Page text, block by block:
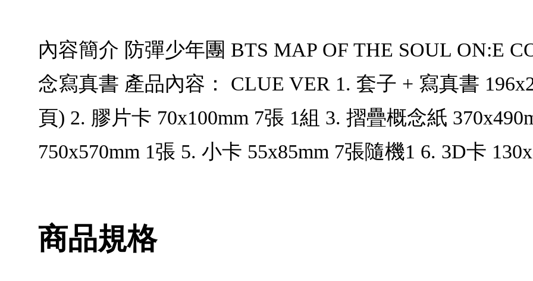
內容簡介 防彈少年團 BTS MAP OF THE SOUL ON:E
念寫真書 產品內容： CLUE VER 1. 套子 + 寫真書
頁) 2. 膠片卡 70x100mm 7張 1組 3. 摺疊概念紙
750x570mm 1張 5. 小卡 55x85mm 7張隨機1 6. 3D卡
商品規格